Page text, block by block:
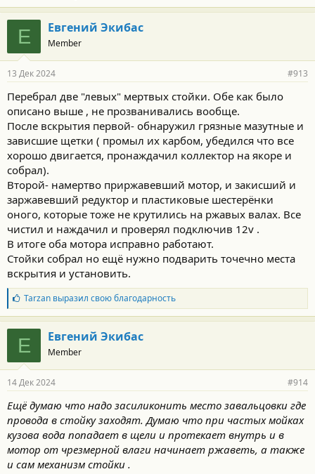
Е Евгений Экибас
Member
13 Дек 2024 #913
Перебрал две "левых" мертвых стойки. Обе как было
описано выше , не прозванивались вообще.
После вскрытия первой- обнаружил грязные мазутные и
зависшие щетки ( промыл их карбом, убедился что все
хорошо двигается, пронаждачил коллектор на якоре и
собрал).
Второй- намертво приржавевший мотор, и закисший и
заржавевший редуктор и пластиковые шестерёнки
оного, которые тоже не крутились на ржавых валах. Все
чистил и наждачил и проверял подключив 12v .
В итоге оба мотора исправно работают.
Стойки собрал но ещё нужно подварить точечно места
вскрытия и установить.
Б
л
а
г
о
д
а
н
с
т
и
Tarzanвыразил свою благодарность
Е Евгений Экибас
Member
14 Дек 2024 #914
Ещё думаю что надо засиликонить место завальцовки где
провода в стойку заходят. Думаю что при частых мойках
кузова вода попадает в щели и протекает внутрь и в
мотор от чрезмерной влаги начинает ржаветь, а также
и сам механизм стойки .